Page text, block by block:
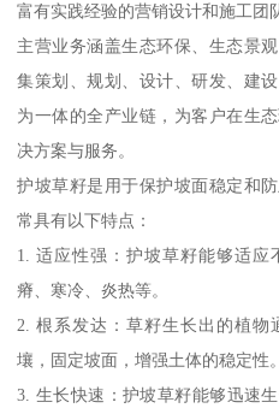
富有实践经验的营销设计和施工团
主营业务涵盖生态环保、生态景
集策划、规划、设计、研发、建
为一体的全产业链，为客户在生
决方案与服务。
护坡草籽是用于保护坡面稳定和
常具有以下特点：
1. 适应性强：护坡草籽能够适
瘠、寒冷、炎热等。
2. 根系发达：草籽生长出的植物
壤，固定坡面，增强土体的稳定性。
3. 生长快速：护坡草籽能够迅速